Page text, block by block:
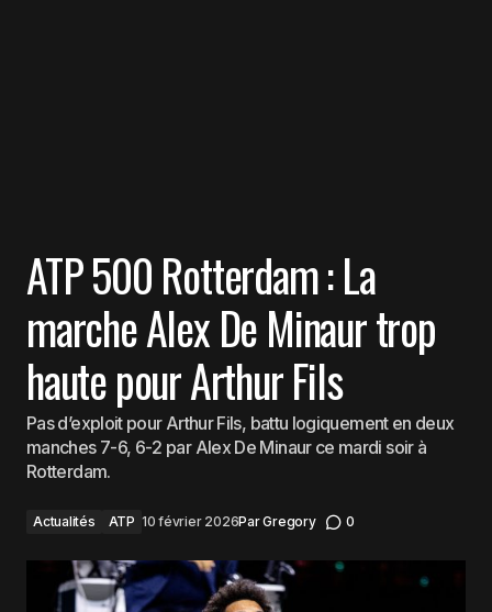
ATP 500 Rotterdam : La
marche Alex De Minaur trop
haute pour Arthur Fils
Pas d’exploit pour Arthur Fils, battu logiquement en deux
manches 7-6, 6-2 par Alex De Minaur ce mardi soir à
Rotterdam.
Actualités ATP 10 février 2026ParGregory 0